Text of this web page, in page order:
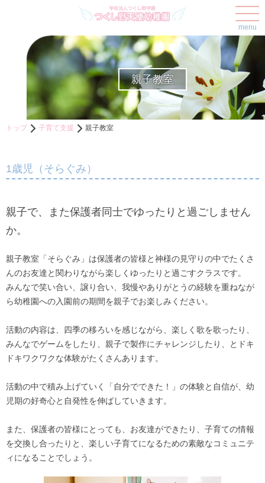
menu
親子教室
トップ 子育て支援 親子教室
1歳児（そらぐみ）
親子で、また保護者同士でゆったりと過ごしません
か。
親子教室「そらぐみ」は保護者の皆様と神様の見守りの中でたくさ
んのお友達と 関わりながら楽しくゆったりと過ごすクラスです。
みんなで笑い合い、譲り合い、我慢やありがとうの経験を重ねなが
ら幼稚園への入園前の期間を親子でお楽しみください。
活動の内容は、四季の移ろいを感じながら、楽しく歌を歌ったり、
みんなでゲームをしたり、親子で製作にチャレンジしたり、とドキ
ドキワクワクな体験がたくさんあります。
活動の中で積み上げていく「自分でできた！」の体験と自信が、幼
児期の好奇心と 自発性を伸ばしていきます。
また、保護者の皆様にとっても、お友達ができたり、子育ての情報
を交換し合ったりと、楽しい子育てになるための素敵なコミュニテ
ィになることでしょう。